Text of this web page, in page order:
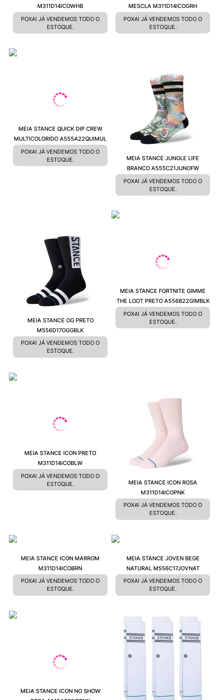
M311D14ICOWHB
POXA! JÁ VENDEMOS TODO O
ESTOQUE.
MESCLA M311D14ICOGRH
POXA! JÁ VENDEMOS TODO O
ESTOQUE.
MEIA STANCE QUICK DIP CREW
MULTICOLORIDO A555A22QUIMUL
POXA! JÁ VENDEMOS TODO O
ESTOQUE.
MEIA STANCE JUNGLE LIFE
BRANCO A555C21JUNOFW
POXA! JÁ VENDEMOS TODO O
ESTOQUE.
MEIA STANCE OG PRETO
M556D17OGGBLK
POXA! JÁ VENDEMOS TODO O
ESTOQUE.
MEIA STANCE FORTNITE GIMME
THE LOOT PRETO A556B22GIMBLK
POXA! JÁ VENDEMOS TODO O
ESTOQUE.
MEIA STANCE ICON PRETO
M311D14ICOBLW
POXA! JÁ VENDEMOS TODO O
ESTOQUE.
MEIA STANCE ICON ROSA
M311D14ICOPNK
POXA! JÁ VENDEMOS TODO O
ESTOQUE.
MEIA STANCE ICON MARROM
M311D14ICOBRN
POXA! JÁ VENDEMOS TODO O
ESTOQUE.
MEIA STANCE JOVEN BEGE
NATURAL M556C17JOVNAT
POXA! JÁ VENDEMOS TODO O
ESTOQUE.
MEIA STANCE ICON NO SHOW